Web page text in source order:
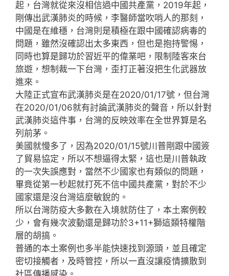
起，台灣就從來沒相信過中國共產黨，2019年起，
剛傳出武漢肺炎的時候，李醫師當吹哨人的那刻，
中國是在維穩，台灣則是積極在跟中國確認病毒的
問題，雖然沒確認出太多東西，但也是抱持警惕，
同時也算是歸功於習近平的偉業吧，限制陸客來台
旅遊，想制裁一下台灣，歪打正著沒把生化武器放
進來。
大陸正式宣布武漢肺炎是在2020/01/17號，但台灣
在2020/01/06就有討論武漢肺炎的聲音，所以針對
武漢肺炎這件事，台灣的反映效率在全世界算是名
列前茅。
美國就慢多了，因為2020/01/15號川普剛跟中國簽
了貿易協定，所以不想逼得太緊，這也是川普執政
的一次失誤應對，當然不少國家也有類似的問題，
畢竟從第一秒起就打死不信中國共產黨，對於不少
國家還是沒台灣這麼敏銳的。
所以台灣防疫大多數在入境就防住了，本土案例較
少，會有幾次波動還是歸功於3+11+獅這類特權階
層的胡搞。
普通的本土案例也多半能快速找到源頭，並且確定
密切接觸者，及時管控，所以一直沒讓疫情擴散到
社區傳播感染。